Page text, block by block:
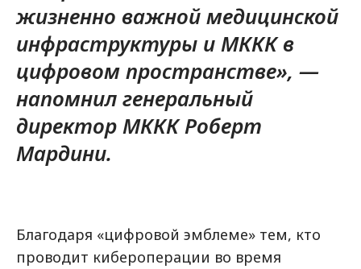
жизненно важной медицинской
инфраструктуры и МККК в
цифровом пространстве», —
напомнил генеральный
директор МККК Роберт
Мардини.
Благодаря «цифровой эмблеме» тем, кто
проводит кибероперации во время